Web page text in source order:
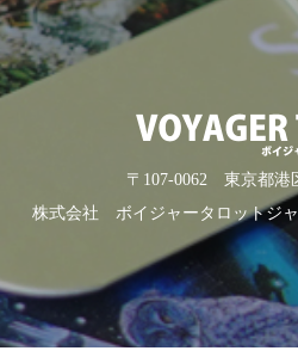
〒107-0062 東京都港
株式会社 ボイジャータロットジャ